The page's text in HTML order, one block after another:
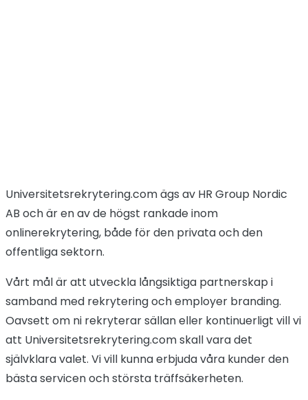
Universitetsrekrytering.com ägs av HR Group Nordic
AB och är en av de högst rankade inom
onlinerekrytering, både för den privata och den
offentliga sektorn.
Vårt mål är att utveckla långsiktiga partnerskap i
samband med rekrytering och employer branding.
Oavsett om ni rekryterar sällan eller kontinuerligt vill vi
att Universitetsrekrytering.com skall vara det
självklara valet. Vi vill kunna erbjuda våra kunder den
bästa servicen och största träffsäkerheten.